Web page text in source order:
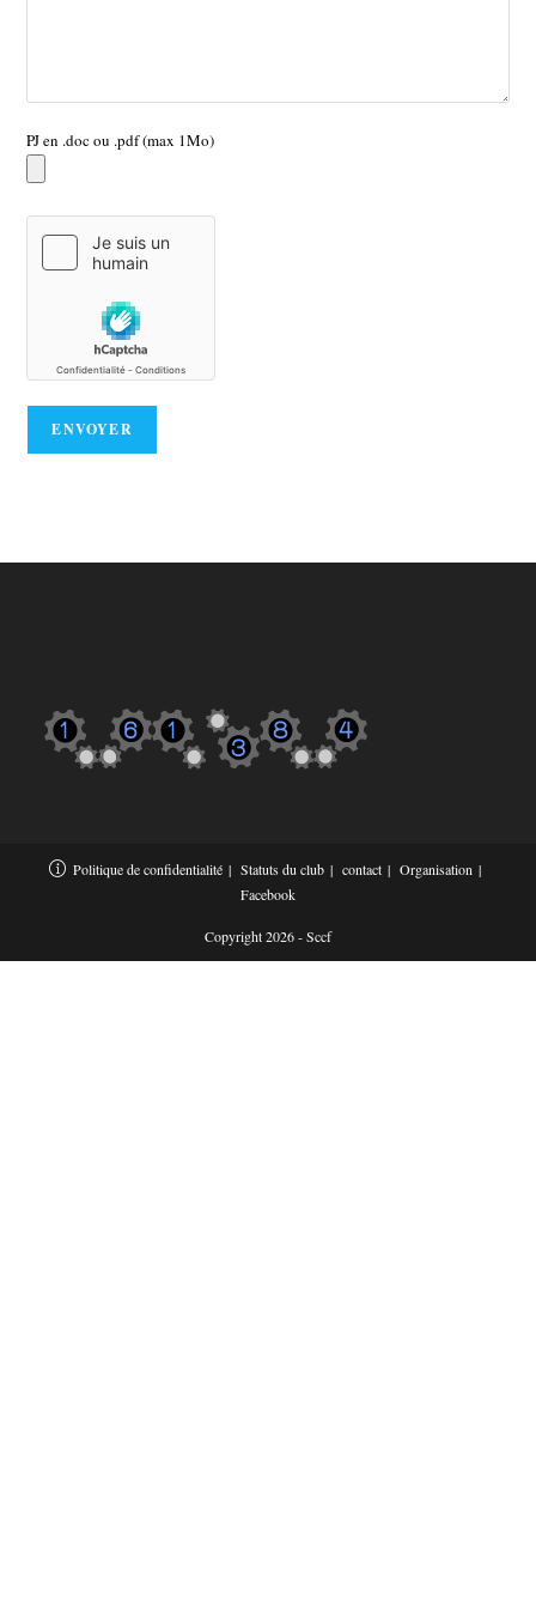
PJ en .doc ou .pdf (max 1Mo)
Politique de confidentialité Statuts du club contact
Organisation
Facebook
Copyright 2026 - Sccf